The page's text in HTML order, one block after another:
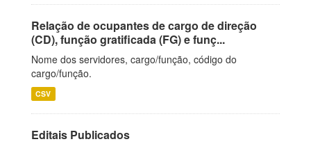
Relação de ocupantes de cargo de direção
(CD), função gratificada (FG) e funç...
Nome dos servidores, cargo/função, código do
cargo/função.
CSV
Editais Publicados